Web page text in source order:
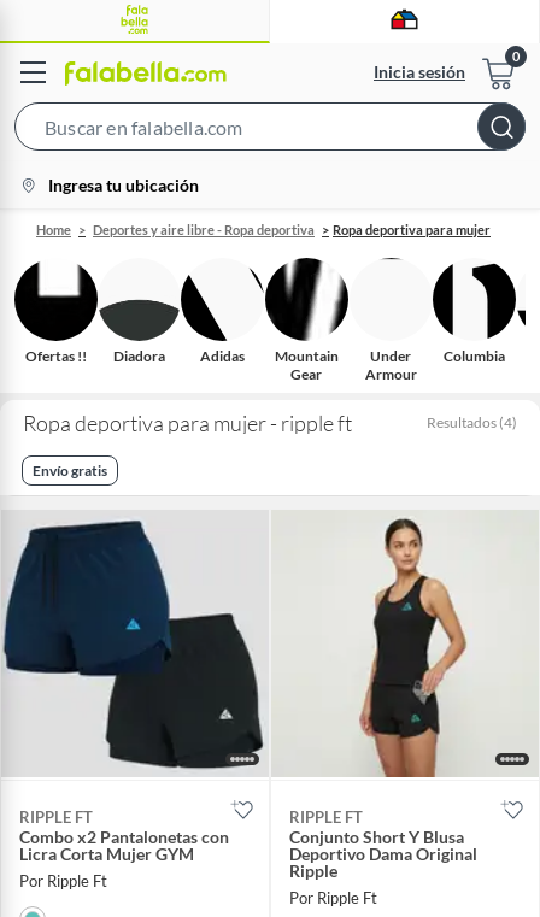
Inicia sesión
Bar
location-
icon
Ingresa tu ubicación
Home Deportes y aire libre - Ropa deportiva Ropa deportiva para mujer
Ofertas !! Diadora Adidas
Mountain
Gear
Under
Armour
Columbia
Ropa deportiva para mujer - ripple ft Resultados (4)
Envío gratis
RIPPLE FT
Combo x2 Pantalonetas con
Licra Corta Mujer GYM
Por Ripple Ft
RIPPLE FT
Conjunto Short Y Blusa
Deportivo Dama Original
Ripple
Por Ripple Ft